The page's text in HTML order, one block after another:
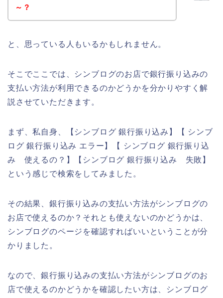
～？
と、思っている人もいるかもしれません。
そこでここでは、シンブログのお店で銀行振り込みの
支払い方法が利用できるのかどうかを分かりやすく解
説させていただきます。
まず、私自身、【シンブログ 銀行振り込み】【 シンブ
ログ 銀行振り込み エラー】【 シンブログ 銀行振り込
み 使えるの？】【シンブログ 銀行振り込み 失敗】
という感じで検索をしてみました。
その結果、銀行振り込みの支払い方法がシンブログの
お店で使えるのか？それとも使えないのかどうかは、
シンブログのページを確認すればいいということが分
かりました。
なので、銀行振り込みの支払い方法がシンブログのお
店で使えるのかどうかを確認したい方は、シンブログ